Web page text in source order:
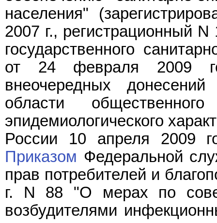
населения"
2007 г., регистрационный
государственного
от 24 февраля 2009
внеочередных
области
эпидемиологического
России 10 апреля 2009
Приказом Федеральной
прав потребителей и
г. N 88 "О мерах по
возбудителями